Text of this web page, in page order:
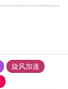
旋风加速